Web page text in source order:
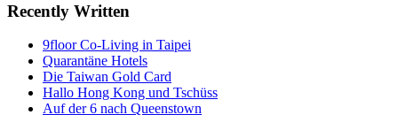
Recently Written
9floor Co-Living in Taipei
Quarantäne Hotels
Die Taiwan Gold Card
Hallo Hong Kong und Tschüss
Auf der 6 nach Queenstown